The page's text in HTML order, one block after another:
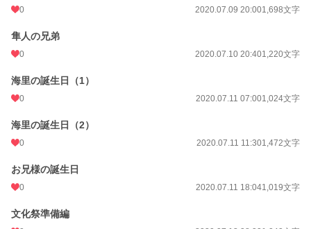
0 2020.07.09 20:001,698文字
隼人の兄弟
0 2020.07.10 20:401,220文字
海里の誕生日（1）
0 2020.07.11 07:001,024文字
海里の誕生日（2）
0 2020.07.11 11:301,472文字
お兄様の誕生日
0 2020.07.11 18:041,019文字
文化祭準備編